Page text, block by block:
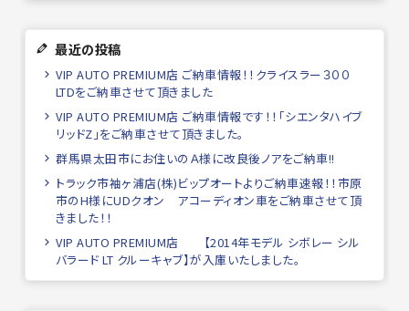
最近の投稿
VIP AUTO PREMIUM店 ご納車情報！！クライスラー３００
LTDをご納車させて頂きました
VIP AUTO PREMIUM店 ご納車情報です！！「シエンタハイブ
リッドZ」をご納車させて頂きました。
群馬県太田市にお住いのＡ様に改良後ノアをご納車!!
トラック市袖ヶ浦店(株)ビップオートよりご納車速報！！市原
市のH様にUDクオン アコーディオン車をご納車させて頂
きました！！
VIP AUTO PREMIUM店 【2014年モデル シボレー シル
バラード LT クルーキャブ】が入庫いたしました。